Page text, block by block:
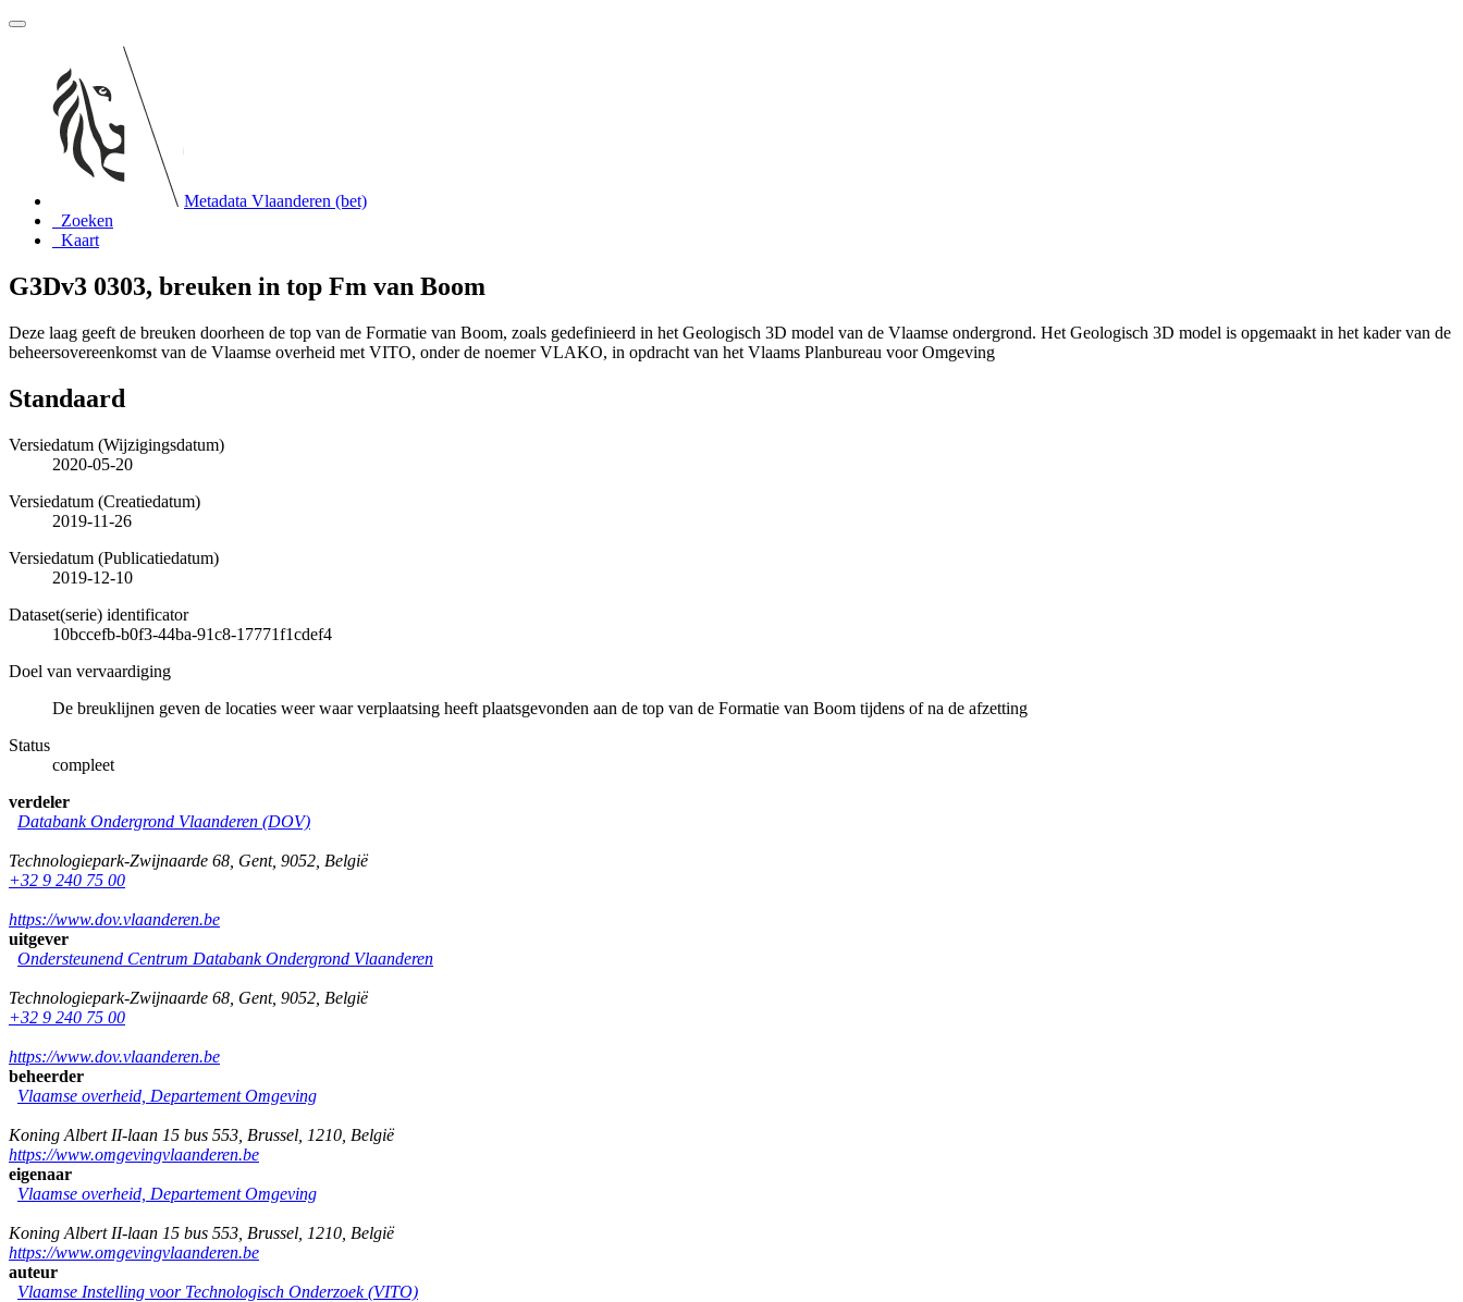
Metadata Vlaanderen (bet)
Zoeken
Kaart
G3Dv3 0303, breuken in top Fm van Boom
Deze laag geeft de breuken doorheen de top van de Formatie van Boom, zoals gedefinieerd in het Geologisch 3D model van de Vlaamse ondergrond. Het Geologisch 3D model is opgemaakt in het kader van de
beheersovereenkomst van de Vlaamse overheid met VITO, onder de noemer VLAKO, in opdracht van het Vlaams Planbureau voor Omgeving
Standaard
Versiedatum (Wijzigingsdatum)
2020-05-20
Versiedatum (Creatiedatum)
2019-11-26
Versiedatum (Publicatiedatum)
2019-12-10
Dataset(serie) identificator
10bccefb-b0f3-44ba-91c8-17771f1cdef4
Doel van vervaardiging
De breuklijnen geven de locaties weer waar verplaatsing heeft plaatsgevonden aan de top van de Formatie van Boom tijdens of na de afzetting
Status
compleet
verdeler
Databank Ondergrond Vlaanderen (DOV)
Technologiepark-Zwijnaarde 68 Gent, 9052 België
+32 9 240 75 00
https://www.dov.vlaanderen.be
uitgever
Ondersteunend Centrum Databank Ondergrond Vlaanderen
Technologiepark-Zwijnaarde 68 Gent, 9052 België
+32 9 240 75 00
https://www.dov.vlaanderen.be
beheerder
Vlaamse overheid, Departement Omgeving
Koning Albert II-laan 15 bus 553 Brussel 1210 België
https://www.omgevingvlaanderen.be
eigenaar
Vlaamse overheid, Departement Omgeving
Koning Albert II-laan 15 bus 553 Brussel 1210 België
https://www.omgevingvlaanderen.be
auteur
Vlaamse Instelling voor Technologisch Onderzoek (VITO)